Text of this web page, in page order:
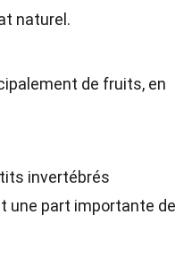
naturel.
de fruits, en
invertébrés
une part importante de